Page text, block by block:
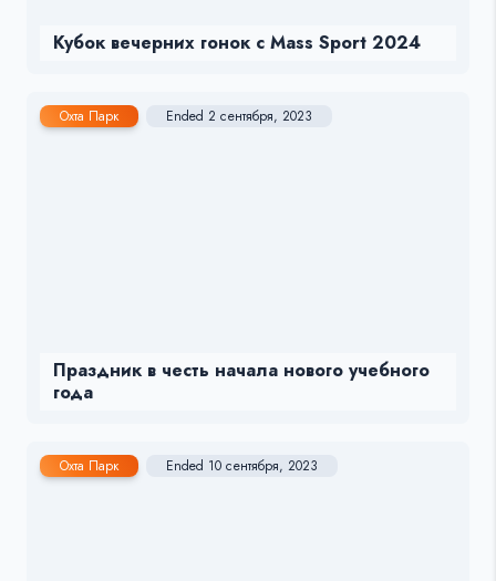
Кубок вечерних гонок с Mass Sport 2024
Охта Парк Ended 2 сентября, 2023
Праздник в честь начала нового учебного
года
Охта Парк Ended 10 сентября, 2023